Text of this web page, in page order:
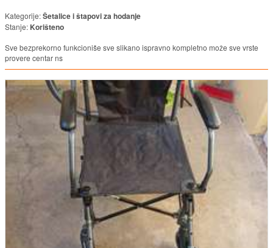
Kategorije:Šetalice i štapovi za hodanje
Stanje: Korišteno
Sve bezprekorno funkcioniše sve slikano ispravno kompletno može sve vrste
provere centar ns